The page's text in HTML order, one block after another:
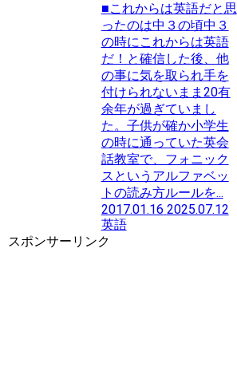
■これからは英語だと思
ったのは中３の頃中３
の時にこれからは英語
だ！と確信した後、他
の事に気を取られ手を
付けられないまま20有
余年が過ぎていまし
た。子供が確か小学生
の時に通っていた英会
話教室で、フォニック
スというアルファベッ
トの読み方ルールを...
2017.01.16 2025.07.12
英語
スポンサーリンク